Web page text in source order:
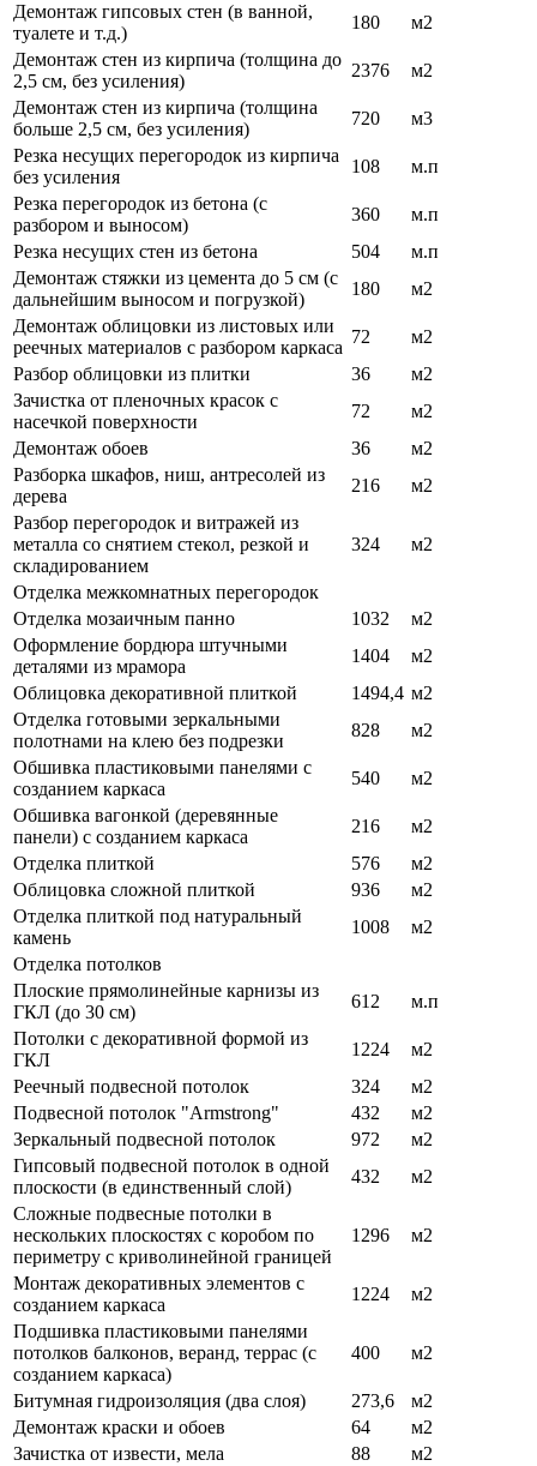
Демонтаж гипсовых стен (в ванной,
туалете и т.д.)
180
м2
Демонтаж стен из кирпича (толщина до
2,5 см, без усиления)
2376
м2
Демонтаж стен из кирпича (толщина
больше 2,5 см, без усиления)
720
м3
Резка несущих перегородок из кирпича
без усиления
108
м.п
Резка перегородок из бетона (с
разбором и выносом)
360
м.п
Резка несущих стен из бетона
504
м.п
Демонтаж стяжки из цемента до 5 см (с
дальнейшим выносом и погрузкой)
180
м2
Демонтаж облицовки из листовых или
реечных материалов с разбором каркаса
72
м2
Разбор облицовки из плитки
36
м2
Зачистка от пленочных красок с
насечкой поверхности
72
м2
Демонтаж обоев
36
м2
Разборка шкафов, ниш, антресолей из
дерева
216
м2
Разбор перегородок и витражей из
металла со снятием стекол, резкой и
складированием
324 м2
Отделка межкомнатных перегородок
Отделка мозаичным панно
1032
м2
Оформление бордюра штучными
деталями из мрамора
1404
м2
Облицовка декоративной плиткой
1494,4 м2
Отделка готовыми зеркальными
полотнами на клею без подрезки
828
м2
Обшивка пластиковыми панелями с
созданием каркаса
540
м2
Обшивка вагонкой (деревянные
панели) с созданием каркаса
216
м2
Отделка плиткой
576
м2
Облицовка сложной плиткой
936
м2
Отделка плиткой под натуральный
камень
1008
м2
Отделка потолков
Плоские прямолинейные карнизы из
ГКЛ (до 30 см)
612
м.п
Потолки с декоративной формой из
ГКЛ
1224
м2
Реечный подвесной потолок
324
м2
Подвесной потолок "Armstrong"
432
м2
Зеркальный подвесной потолок
972
м2
Гипсовый подвесной потолок в одной
плоскости (в единственный слой)
432
м2
Сложные подвесные потолки в
нескольких плоскостях с коробом по
периметру с криволинейной границей
1296 м2
Монтаж декоративных элементов с
созданием каркаса
1224
м2
Подшивка пластиковыми панелями
потолков балконов, веранд, террас (с
созданием каркаса)
400 м2
Битумная гидроизоляция (два слоя) 273,6
м2
Демонтаж краски и обоев
64
м2
Зачистка от извести, мела
88
м2